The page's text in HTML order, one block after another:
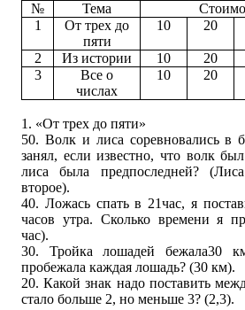
№
Тема
1
От трех до
пяти
10 20
2 Из истории 10 20
3
Все о
числах
10 20
1. «От трех до пяти»
50. Волк и лиса соревновались в
занял, если известно, что волк
лиса была предпоследней?
второе).
40. Ложась спать в 21час, я
часов утра. Сколько времени я
час).
30. Тройка лошадей бежала30
пробежала каждая лошадь? (30 км).
20. Какой знак надо поставить
стало больше 2, но меньше 3? (2,3).